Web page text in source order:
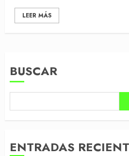
LEER MÁS
BUSCAR
ENTRADAS